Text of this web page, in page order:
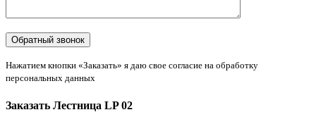
Нажатием кнопки «Заказать» я даю свое согласие на обработку
персональных данных
Заказать Лестница LP 02